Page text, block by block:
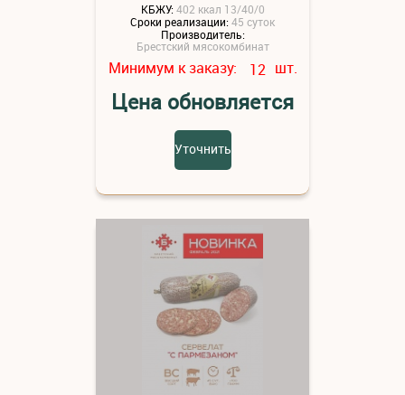
КБЖУ: 402 ккал 13/40/0
Сроки реализации:45 суток
Производитель:
Брестский мясокомбинат
Минимум к заказу: 12 шт.
Цена обновляется
Уточнить